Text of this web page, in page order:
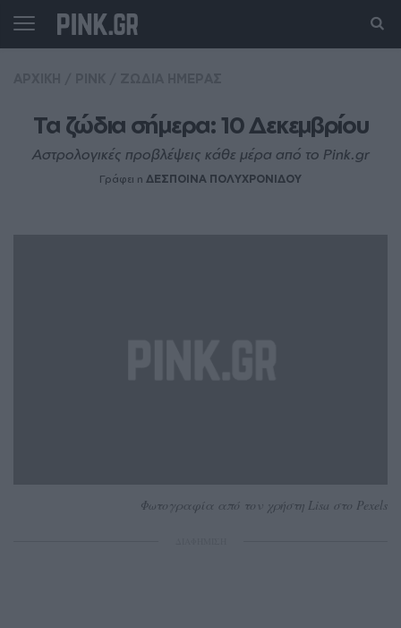
Τα ζώδια σήμερα: 10 Δεκεμβρίου
Αστρολογικές προβλέψεις κάθε μέρα από το Pink.gr
Γράφει η ΔΕΣΠΟΙΝΑ ΠΟΛΥΧΡΟΝΙΔΟΥ
Φωτογραφία από τον χρήστη Lisa στο Pexels